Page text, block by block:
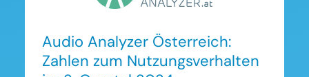
Audio Analyzer Österreich:
Zahlen zum Nutzungsverhalten